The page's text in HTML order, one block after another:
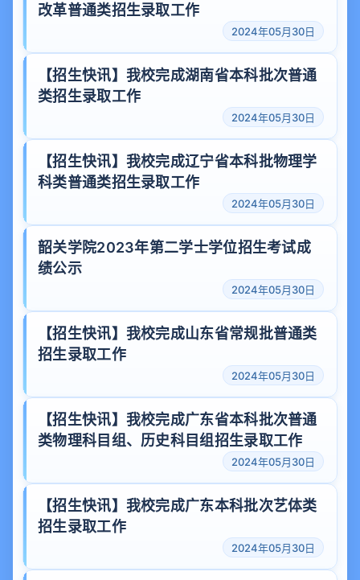
改革普通类招生录取工作
2024年05月30日
【招生快讯】我校完成湖南省本科批次普通
类招生录取工作
2024年05月30日
【招生快讯】我校完成辽宁省本科批物理学
科类普通类招生录取工作
2024年05月30日
韶关学院2023年第二学士学位招生考试成
绩公示
2024年05月30日
【招生快讯】我校完成山东省常规批普通类
招生录取工作
2024年05月30日
【招生快讯】我校完成广东省本科批次普通
类物理科目组、历史科目组招生录取工作
2024年05月30日
【招生快讯】我校完成广东本科批次艺体类
招生录取工作
2024年05月30日